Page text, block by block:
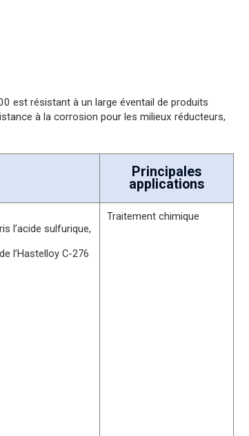
est résistant à un large éventail de produits
à la corrosion pour les milieux réducteurs,
Principales
applications
l’acide sulfurique,
l’Hastelloy C-276
Traitement chimique